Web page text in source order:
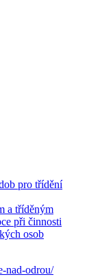
pro třídění
a tříděným
při činnosti
osob
nad-odrou/